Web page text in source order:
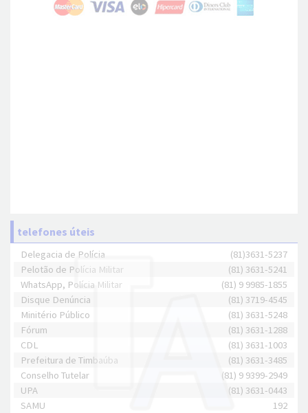
telefones úteis
Delegacia de Polícia
(81)3631-5237
Pelotão de Polícia Militar
(81) 3631-5241
WhatsApp, Polícia Militar
(81) 9 9985-1855
Disque Denúncia
(81) 3719-4545
Minitério Público
(81) 3631-5248
Fórum
(81) 3631-1288
CDL
(81) 3631-1003
Prefeitura de Timbaúba
(81) 3631-3485
Conselho Tutelar
(81) 9 9399-2949
UPA
(81) 3631-0443
SAMU
192